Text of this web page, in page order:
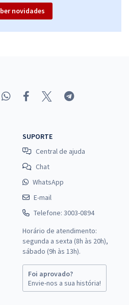
novidades
SUPORTE
Central de ajuda
Chat
WhatsApp
E-mail
Telefone: 3003-0894
Horário de atendimento:
segunda a sexta (8h às 20h),
sábado (9h às 13h).
Foi aprovado?
Envie-nos a sua história!